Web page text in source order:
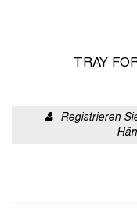
TRAY
Registrieren